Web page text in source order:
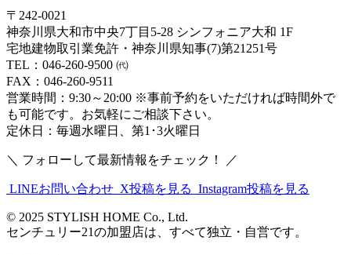
〒242-0021
神奈川県大和市中央7丁目5-28 シンフォニア大和 1F
宅地建物取引業免許・神奈川県知事(7)第21251号
TEL：046-260-9500 ㈹
FAX：046-260-9511
営業時間：9:30～20:00 ※事前予約をいただければ時間外で
も可能です。お気軽にご相談下さい。
定休日：毎週水曜日、第1･3火曜日
＼ フォローして最新情報をチェック！ ／
LINEお問い合わせ X投稿を見る Instagram投稿を見る
© 2025 STYLISH HOME Co., Ltd.
センチュリー21の加盟店は、すべて独立・自営です。